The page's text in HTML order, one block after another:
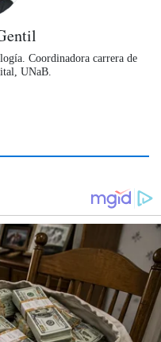
Coordinadora carrera de
UNaB.